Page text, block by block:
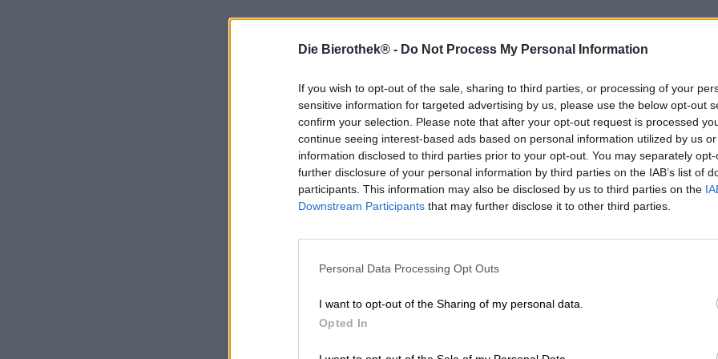
Die Bierothek® - Do Not Process My Personal Information
If you wish to opt-out of the sale, sharing to third parties, or processing of your
sensitive information for targeted advertising by us, please use the below opt-out
confirm your selection. Please note that after your opt-out request is processed
continue seeing interest-based ads based on personal information utilized by us
information disclosed to third parties prior to your opt-out. You may separately
further disclosure of your personal information by third parties on the IAB’s list of
participants. This information may also be disclosed by us to third parties on the
Downstream Participants that may further disclose it to other third parties.
Personal Data Processing Opt Outs
I want to opt-out of the Sharing of my personal data.
Opted In
Beschreibung Infos Bewertungen
Locker flockig!
Manchmal muss es einfach etwas leichtes sein. Für
der polnischen Browar Pinta. Die Jungs haben ein
kreiert. Statt mit Prozenten punktet das fruchtige Ale
zuletzt von dem frischen Mango- und Maracuja-Püree
Mango ist eine frische Fruchtoffenbarung, die sofort für
Mini Maxi Mango präsentiert sich in der
verströmt beim Einschenken einen ganz ähnlichen
einen Hauch Haferflocken und eine subtile
Dufterlebnis und macht Lust auf den ersten Schluck.
geballten Ladung Mango: Der Antrunk fühlt sich fast
frischen Mangosaft. Süß, fruchtig und leicht cremig.
mit sich, die Hefe verleiht dem Bier eine schöne